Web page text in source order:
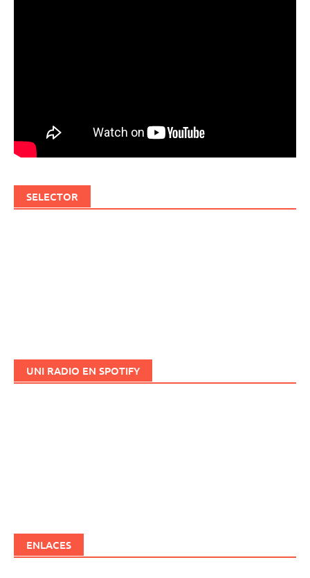
SELECTOR
UNI RADIO EN SPOTIFY
ENLACES